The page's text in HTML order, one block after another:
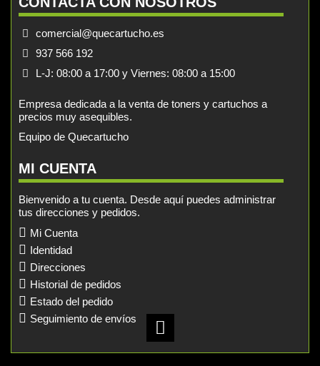
comercial@quecartucho.es
937 566 192
L-J: 08:00 a 17:00 y Viernes: 08:00 a 15:00
Empresa dedicada a la venta de toners y cartuchos a
precios muy asequibles.
Equipo de Quecartucho
MI CUENTA
Bienvenido a tu cuenta. Desde aquí puedes administrar
tus direcciones y pedidos.
Mi Cuenta
Identidad
Direcciones
Historial de pedidos
Estado del pedido
Seguimiento de envíos